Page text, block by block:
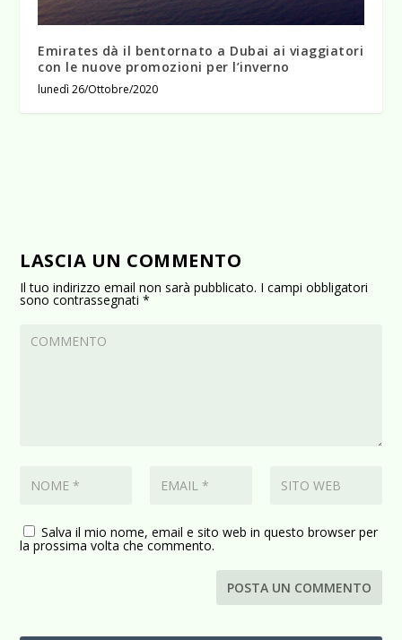
Emirates dà il bentornato a Dubai ai viaggiatori
con le nuove promozioni per l’inverno
lunedì 26/Ottobre/2020
LASCIA UN COMMENTO
Il tuo indirizzo email non sarà pubblicato. I campi obbligatori
sono contrassegnati*
Salva il mio nome, email e sito web in questo browser per
la prossima volta che commento.